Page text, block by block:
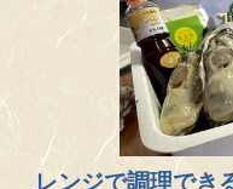
レンジで調理でき